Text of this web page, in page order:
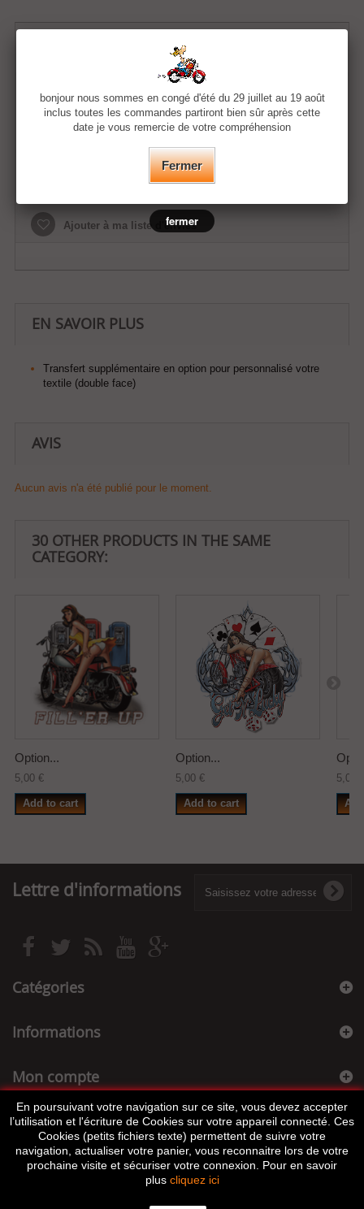
Quantité
Ajouter à ma liste d'envies
EN SAVOIR PLUS
Transfert supplémentaire en option pour personnalisé votre
textile (double face)
AVIS
Aucun avis n'a été publié pour le moment.
30 OTHER PRODUCTS IN THE SAME
CATEGORY:
Option...
5,00 €
Add to cart
Option...
5,00 €
Add to cart
5,00
Lettre d'informations
Catégories
Informations
Mon compte
Informations sur votre boutique
En poursuivant votre navigation sur ce site, vous devez accepter
l’utilisation et l'écriture de Cookies sur votre appareil connecté. Ces
Cookies (petits fichiers texte) permettent de suivre votre
navigation, actualiser votre panier, vous reconnaitre lors de votre
prochaine visite et sécuriser votre connexion. Pour en savoir
plus cliquez ici
bonjour nous sommes en congé d'été du 29 juillet au 19 août
inclus toutes les commandes partiront bien sûr après cette
date je vous remercie de votre compréhension
Fermer
fermer